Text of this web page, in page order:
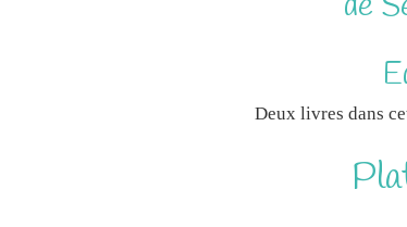
Deux livres dans